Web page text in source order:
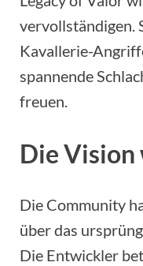
vervollständigen.
Kavallerie-
spannende
freuen.
Die
Die Community
über das
Die Entwickler